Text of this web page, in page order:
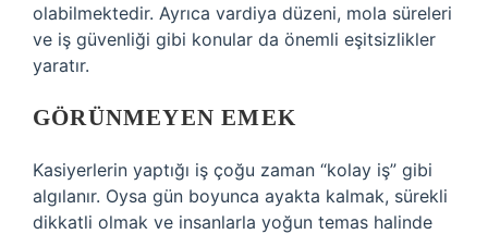
olabilmektedir. Ayrıca vardiya düzeni, mola süreleri
ve iş güvenliği gibi konular da önemli eşitsizlikler
yaratır.
GÖRÜNMEYEN EMEK
Kasiyerlerin yaptığı iş çoğu zaman “kolay iş” gibi
algılanır. Oysa gün boyunca ayakta kalmak, sürekli
dikkatli olmak ve insanlarla yoğun temas halinde